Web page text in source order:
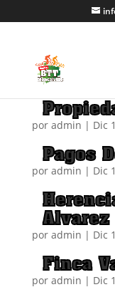
por admin | Dic
Pagos
por admin | Dic
Alvarez
por admin | Dic
Finca
por admin | Dic